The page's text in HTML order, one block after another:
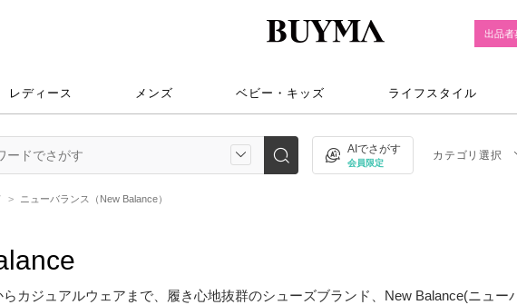
出品者
レディース メンズ ベビー・キッズ ライフスタイル
AIでさがす
会員限定
カテゴリ選択
ニューバランス（New Balance）
カジュアルウェアまで、履き心地抜群のシューズブランド、New Balance(ニュー